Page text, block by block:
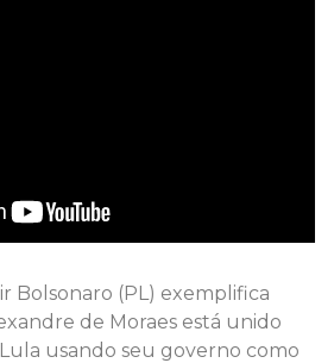
Bolsonaro (PL) exemplifica
de Moraes está unido
usando seu governo como